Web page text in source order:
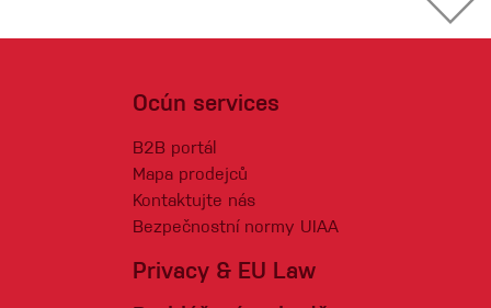
Ocún services
B2B portál
Mapa prodejců
Kontaktujte nás
Bezpečnostní normy UIAA
Privacy & EU Law